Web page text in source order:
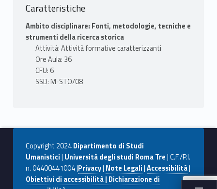
Caratteristiche
Ambito disciplinare: Fonti, metodologie, tecniche e
strumenti della ricerca storica
Attività: Attività formative caratterizzanti
Ore Aula: 36
CFU: 6
SSD: M-STO/08
Copyright 2024Dipartimento di Studi
Umanistici| Università degli studi Roma Tre| C.F./P.I.
n. 04400441004 |Privacy| Note Legali|Accessibilità|
Obiettivi di accessibilità | Dichiarazione di